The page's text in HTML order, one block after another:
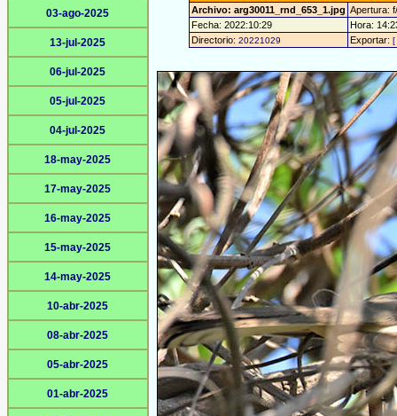
03-ago-2025
13-jul-2025
06-jul-2025
05-jul-2025
04-jul-2025
18-may-2025
17-may-2025
16-may-2025
15-may-2025
14-may-2025
10-abr-2025
08-abr-2025
05-abr-2025
01-abr-2025
Archivo: arg30011_rnd_653_1.jpg Apertura:
Fecha: 2022:10:29
Hora:
Directorio: 20221029 Exportar: [